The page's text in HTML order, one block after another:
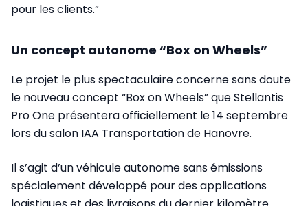
pour les clients.”
Un concept autonome “Box on Wheels”
Le projet le plus spectaculaire concerne sans doute
le nouveau concept “Box on Wheels” que Stellantis
Pro One présentera officiellement le 14 septembre
lors du salon IAA Transportation de Hanovre.
Il s’agit d’un véhicule autonome sans émissions
spécialement développé pour des applications